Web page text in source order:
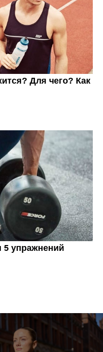
Для чего? Как
5 упражнений